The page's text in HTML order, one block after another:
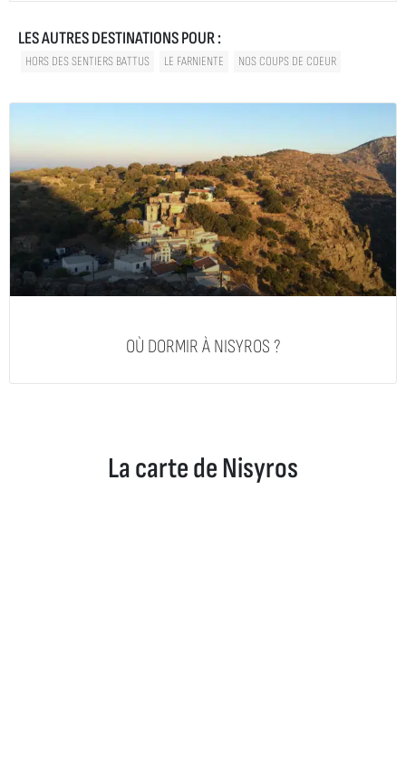
LES AUTRES DESTINATIONS POUR :
HORS DES SENTIERS BATTUS LE FARNIENTE NOS COUPS DE COEUR
OÙ DORMIR À NISYROS ?
La carte de Nisyros